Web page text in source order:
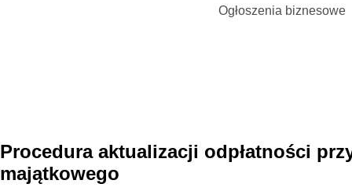
Ogłoszenia biznesowe
Procedura aktualizacji odpłatności
majątkowego